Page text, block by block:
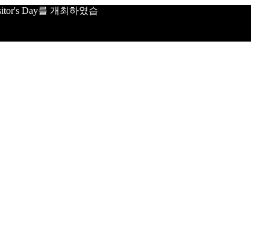
Day를 개최하였습